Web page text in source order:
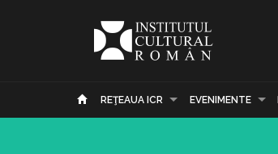
REŢEAUA ICR EVENIMENTE